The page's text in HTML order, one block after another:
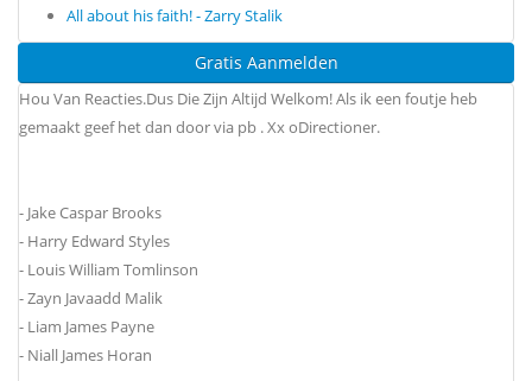
All about his faith! - Zarry Stalik
Gratis Aanmelden
Hou Van Reacties.Dus Die Zijn Altijd Welkom! Als ik een foutje heb
gemaakt geef het dan door via pb . Xx oDirectioner.
- Jake Caspar Brooks
- Harry Edward Styles
- Louis William Tomlinson
- Zayn Javaadd Malik
- Liam James Payne
- Niall James Horan